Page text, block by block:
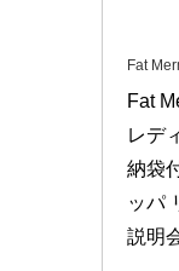
Fat
Fat
レデ
納袋
ッパ
説明